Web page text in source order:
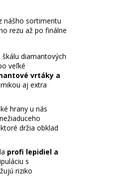
nášho sortimentu
rezu až po finálne
diamantových
veľké
vrtáky a
aj extra
hrany u nás
držia obklad
profi lepidiel a
s
riziko